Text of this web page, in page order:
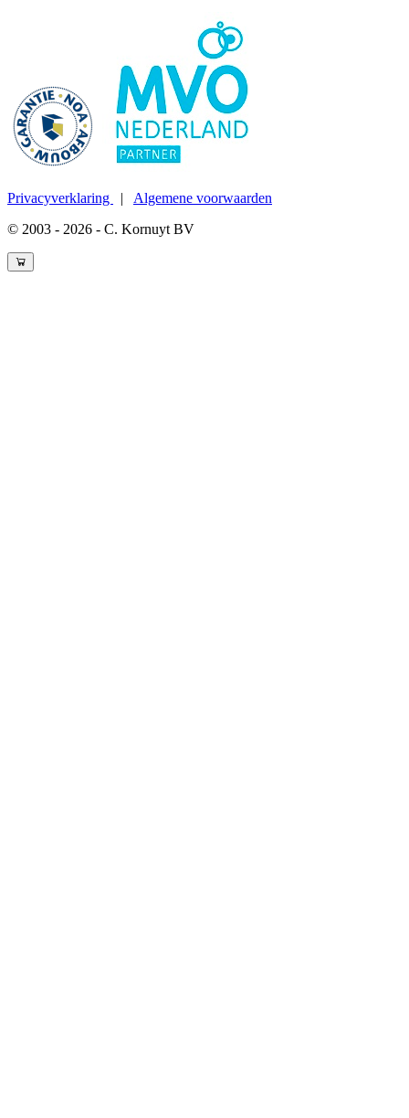
Privacyverklaring | Algemene voorwaarden
© 2003 - 2026 - C. Kornuyt BV